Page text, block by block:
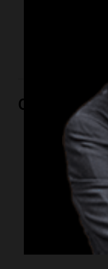
El economista de
el aumento de la
públicos para
Opinión